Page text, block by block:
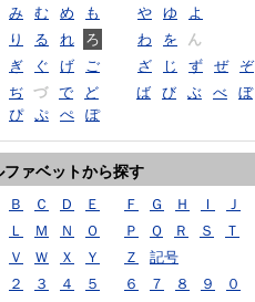
み む め も や ゆ
よ
り る れ ろ わ を
ん
ぎ ぐ げ ご ざ じ ず ぜ
ぞ
ぢ づ で ど ば び ぶ べ
ぼ
ぴ ぷ ぺ ぽ
ファベットから探す
Ｂ Ｃ Ｄ Ｅ Ｆ Ｇ Ｈ Ｉ
Ｊ
Ｌ Ｍ Ｎ Ｏ Ｐ Ｑ Ｒ Ｓ
Ｔ
Ｖ Ｗ Ｘ Ｙ Ｚ
記号
２ ３ ４ ５ ６ ７ ８ ９ ０